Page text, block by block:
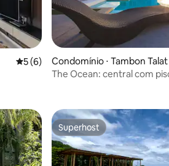
5 de uma avaliação média de 5, 6
5 (6)
Condomínio ⋅ Tambon Talat
uea
The Ocean: central com
Superhost
Superhost